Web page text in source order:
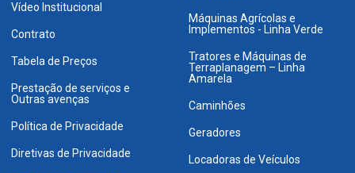
Vídeo Institucional
Contrato
Tabela de Preços
Prestação de serviços e
Outras avenças
Política de Privacidade
Diretivas de Privacidade
Máquinas Agrícolas e
Implementos - Linha Verde
Tratores e Máquinas de
Terraplanagem – Linha
Amarela
Caminhões
Geradores
Locadoras de Veículos